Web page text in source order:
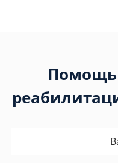
Помощь